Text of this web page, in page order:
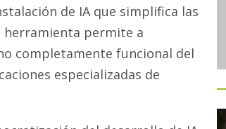
de IA que simplifica las
herramienta permite a
completamente funcional del
especializadas de